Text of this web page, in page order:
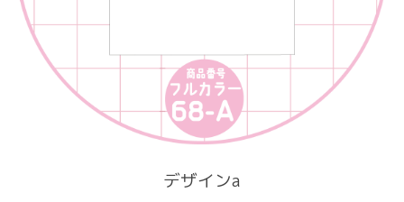
デザインa